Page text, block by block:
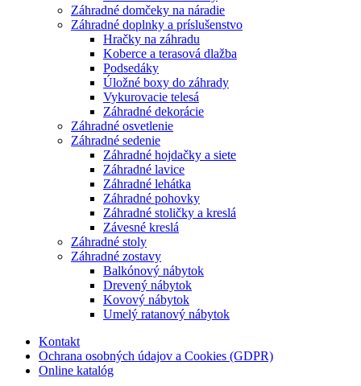
Záhradné domčeky na náradie
Záhradné doplnky a príslušenstvo
Hračky na záhradu
Koberce a terasová dlažba
Podsedáky
Úložné boxy do záhrady
Vykurovacie telesá
Záhradné dekorácie
Záhradné osvetlenie
Záhradné sedenie
Záhradné hojdačky a siete
Záhradné lavice
Záhradné lehátka
Záhradné pohovky
Záhradné stoličky a kreslá
Závesné kreslá
Záhradné stoly
Záhradné zostavy
Balkónový nábytok
Drevený nábytok
Kovový nábytok
Umelý ratanový nábytok
Kontakt
Ochrana osobných údajov a Cookies (GDPR)
Online katalóg